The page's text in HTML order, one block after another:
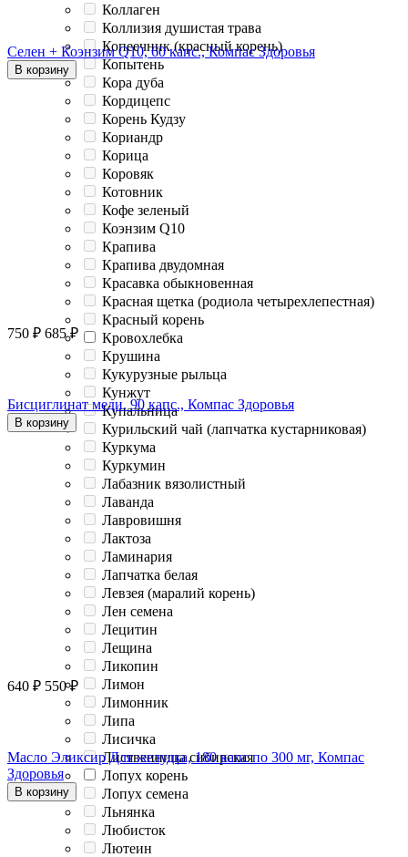
Коллаген
Коллизия душистая трава
Копеечник (красный корень)
Копытень
Кора дуба
Кордицепс
Корень Кудзу
Кориандр
Корица
Коровяк
Котовник
Кофе зеленый
Коэнзим Q10
Крапива
Крапива двудомная
Красавка обыкновенная
Красная щетка (родиола четырехлепестная)
Красный корень
Кровохлебка
Крушина
Кукурузные рыльца
Кунжут
Купальница
Курильский чай (лапчатка кустарниковая)
Куркума
Куркумин
Лабазник вязолистный
Лаванда
Лавровишня
Лактоза
Ламинария
Лапчатка белая
Левзея (маралий корень)
Лен семена
Лецитин
Лещина
Ликопин
Лимон
Лимонник
Липа
Лисичка
Лиственница сибирская
Лопух корень
Лопух семена
Льнянка
Любисток
Лютеин
Селен + Коэнзим Q10, 60 капс., Компас Здоровья
В корзину
750 ₽ 685 ₽
Бисциглинат меди. 90 капс., Компас Здоровья
В корзину
640 ₽ 550 ₽
Масло Эликсир Для желудка, 180 капс по 300 мг, Компас
Здоровья
В корзину